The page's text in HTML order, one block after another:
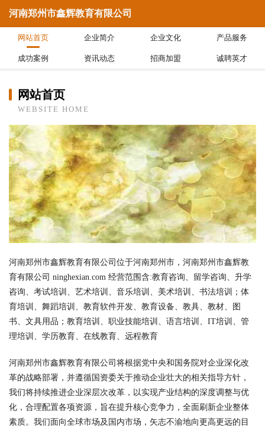
河南郑州市鑫辉教育有限公司
网站首页 企业简介 企业文化 产品服务
成功案例 资讯动态 招商加盟 诚聘英才
网站首页
WEBSITE HOME
河南郑州市鑫辉教育有限公司位于河南郑州市，河南郑州市鑫辉教
育有限公司 ninghexian.com 经营范围含:教育咨询、留学咨询、升学
咨询、考试培训、艺术培训、音乐培训、美术培训、书法培训；体
育培训、舞蹈培训、教育软件开发、教育设备、教具、教材、图
书、文具用品；教育培训、职业技能培训、语言培训、IT培训、管
理培训、学历教育、在线教育、远程教育
河南郑州市鑫辉教育有限公司将根据党中央和国务院对企业深化改
革的战略部署，并遵循国资委关于推动企业壮大的相关指导方针，
我们将持续推进企业深层次改革，以实现产业结构的深度调整与优
化，合理配置各项资源，旨在提升核心竞争力，全面刷新企业整体
素质。我们面向全球市场及国内市场，矢志不渝地向更高更远的目